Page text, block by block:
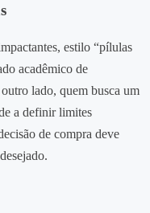
estilo “pílulas
acadêmico de
lado, quem busca um
a definir limites
de compra deve